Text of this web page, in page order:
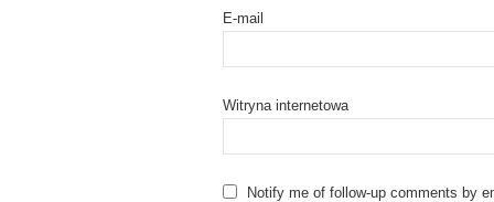
E-mail
Witryna internetowa
Notify me of follow-up comments by